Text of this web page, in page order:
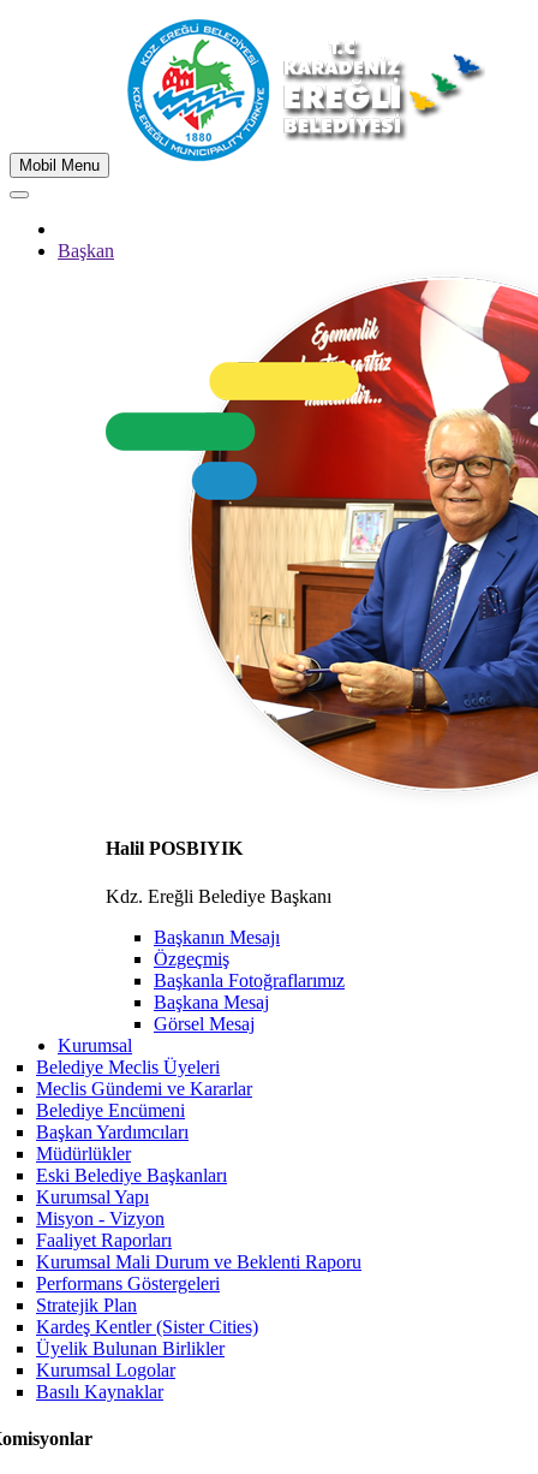
Mobil Menu
Başkan
Halil POSBIYIK
Kdz. Ereğli Belediye Başkanı
Başkanın Mesajı
Özgeçmiş
Başkanla Fotoğraflarımız
Başkana Mesaj
Görsel Mesaj
Kurumsal
Belediye Meclis Üyeleri
Meclis Gündemi ve Kararlar
Belediye Encümeni
Başkan Yardımcıları
Müdürlükler
Eski Belediye Başkanları
Kurumsal Yapı
Misyon - Vizyon
Faaliyet Raporları
Kurumsal Mali Durum ve Beklenti Raporu
Performans Göstergeleri
Stratejik Plan
Kardeş Kentler (Sister Cities)
Üyelik Bulunan Birlikler
Kurumsal Logolar
Basılı Kaynaklar